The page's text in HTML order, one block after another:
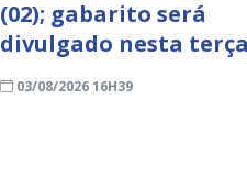
(02); gabarito será
divulgado nesta
03/08/2026 16H39